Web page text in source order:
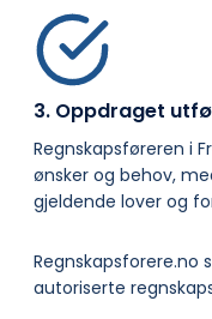
3. Oppdraget
Regnskapsføreren i
ønsker og behov,
gjeldende lover og
Regnskapsforere.no
autoriserte